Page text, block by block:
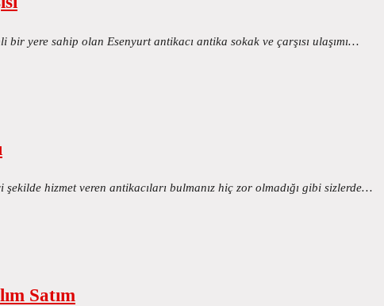
bir yere sahip olan Esenyurt antikacı antika sokak ve çarşısı ulaşımı…
şekilde hizmet veren antikacıları bulmanız hiç zor olmadığı gibi sizlerde…
Satım